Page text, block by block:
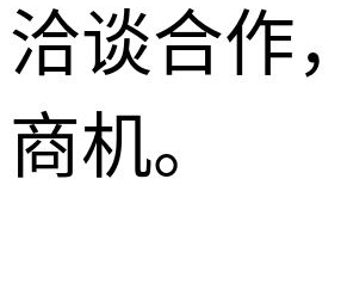
洽谈合作
商机。